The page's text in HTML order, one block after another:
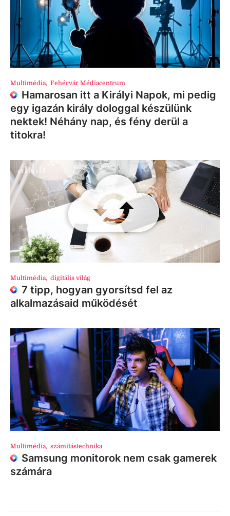
Multimédia, Fehérvár Médiacentrum
Hamarosan itt a Királyi Napok, mi pedig
egy igazán király dologgal készülünk
nektek! Néhány nap, és fény derül a
titokra!
Multimédia, digitális világ
7 tipp, hogyan gyorsítsd fel az
alkalmazásaid működését
Multimédia, számítástechnika
Samsung monitorok nem csak gamerek
számára